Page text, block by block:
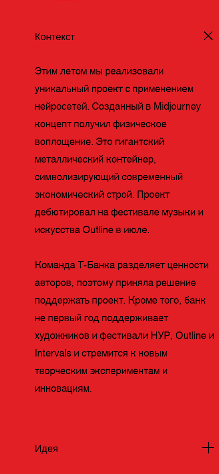
Контекст
Этим летом мы реализовали
уникальный проект с применением
нейросетей. Созданный в Midjourney
концепт получил физическое
воплощение. Это гигантский
металлический контейнер,
символизирующий современный
экономический строй. Проект
дебютировал на фестивале музыки и
искусства Outline в июле.
Команда Т-Банка разделяет ценности
авторов, поэтому приняла решение
поддержать проект. Кроме того, банк
не первый год поддерживает
художников и фестивали НУР, Outline и
Intervals и стремится к новым
творческим экспериментам и
инновациям.
Идея